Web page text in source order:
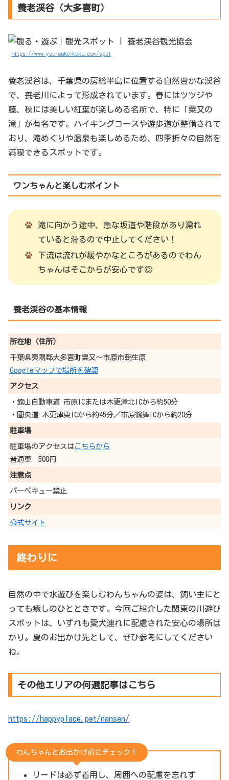
養老渓谷（大多喜町）
https://www.youroukeikoku.com/spot
養老渓谷は、千葉県の房総半島に位置する自然豊かな渓谷
で、養老川によって形成されています。春にはツツジや
藤、秋には美しい紅葉が楽しめる名所で、特に「粟又の
滝」が有名です。ハイキングコースや遊歩道が整備されて
おり、滝めぐりや温泉も楽しめるため、四季折々の自然を
満喫できるスポットです。
ワンちゃんと楽しむポイント
滝に向かう途中、急な坂道や階段があり濡れ
ていると滑るので中止してください！
下流は流れが緩やかなところがあるのでわん
ちゃんはそこからが安心です◎
養老渓谷の基本情報
所在地（住所）
千葉県夷隅郡大多喜町粟又～市原市朝生原
Googleマップで場所を確認
アクセス
・館山自動車道 市原ICまたは木更津北ICから約50分
・圏央道 木更津東ICから約45分／市原鶴舞ICから約20分
駐車場
駐車場のアクセスはこちらから
普通車 500円
注意点
バーベキュー禁止
リンク
公式サイト
終わりに
自然の中で水遊びを楽しむわんちゃんの姿は、飼い主にと
っても癒しのひとときです。今回ご紹介した関東の川遊び
スポットは、いずれも愛犬連れに配慮された安心の場所ば
かり。夏のお出かけ先として、ぜひ参考にしてください
ね。
その他エリアの何選記事はこちら
https://happyplace.pet/nansen/
わんちゃんとお出かけ前にチェック！
リードは必ず着用し、周囲への配慮を忘れず